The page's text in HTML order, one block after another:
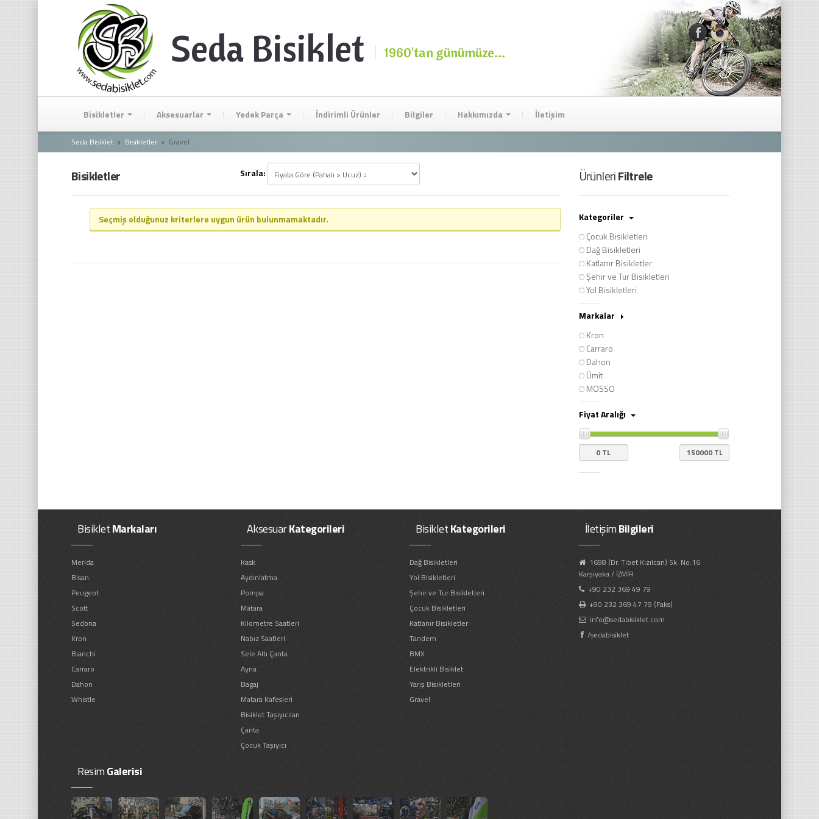
Seda Bisiklet 1960'tan günümüze...
Bisikletler Aksesuarlar Yedek Parça İndirimli Ürünler Bilgiler Hakkımızda İletişim
Seda Bisiklet Bisikletler Gravel
Bisikletler Sırala:
Seçmiş olduğunuz kriterlere uygun ürün bulunmamaktadır.
ÜrünleriFiltrele
Kategoriler
Çocuk Bisikletleri
Dağ Bisikletleri
Katlanır Bisikletler
Şehir ve Tur Bisikletleri
Yol Bisikletleri
Markalar
Kron
Carraro
Dahon
Ümit
MOSSO
Fiyat Aralığı
BisikletMarkaları
Merida
Bisan
Peugeot
Scott
Sedona
Kron
Bianchi
Carraro
Dahon
Whistle
AksesuarKategorileri
Kask
Aydınlatma
Pompa
Matara
Kilometre Saatleri
Nabız Saatleri
Sele Altı Çanta
Ayna
Bagaj
Matara Kafesleri
Bisiklet Taşıyıcıları
Çanta
Çocuk Taşıyıcı
BisikletKategorileri
Dağ Bisikletleri
Yol Bisikletleri
Şehir ve Tur Bisikletleri
Çocuk Bisikletleri
Katlanır Bisikletler
Tandem
BMX
Elektrikli Bisiklet
Yarış Bisikletleri
Gravel
İletişimBilgileri
1698 (Dr. Tibet Kızılcan) Sk. No:16
Karşıyaka / İZMİR
+90 232 369 49 79
+90 232 369 47 79 (Faks)
info@sedabisiklet.com
/sedabisiklet
ResimGalerisi